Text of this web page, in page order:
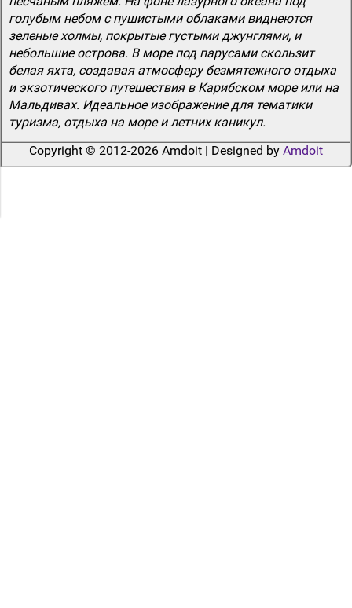
голубым небом с пушистыми облаками виднеются
зеленые холмы, покрытые густыми джунглями, и
небольшие острова. В море под парусами скользит
белая яхта, создавая атмосферу безмятежного отдыха
и экзотического путешествия в Карибском море или на
Мальдивах. Идеальное изображение для тематики
туризма, отдыха на море и летних каникул.
Copyright © 2012-2026 Amdoit | Designed by Amdoit